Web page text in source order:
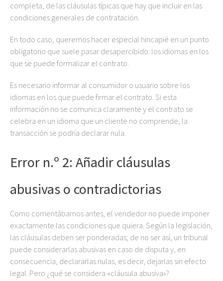
completa, de las cláusulas típicas que hay que incluir en las
condiciones generales de contratación.
En todo caso, queremos hacer especial hincapié en un punto
obligatorio que suele pasar desapercibido: los idiomas en los
que se puede formalizar el contrato.
Es necesario informar al consumidor o usuario sobre los
idiomas en los que puede firmar el contrato. Si esta
información no se comunica claramente y el contrato se
celebra en un idioma que un cliente no comprende, la
transacción se podría declarar nula.
Error n.º 2: Añadir cláusulas
abusivas o contradictorias
Como comentábamos antes, el vendedor no puede imponer
exactamente las condiciones que quiera. Según la legislación,
las cláusulas deben ser ponderadas; de no ser así, un tribunal
puede considerarlas abusivas en caso de disputa y, en
consecuencia, declararlas nulas, es decir, dejarlas sin efecto
legal. Pero ¿qué se considera «cláusula abusiva»?